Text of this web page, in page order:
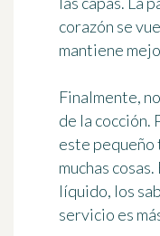
corazón se
mantiene
Finalmente,
de la cocción.
este pequeño
muchas
líquido, los
servicio es